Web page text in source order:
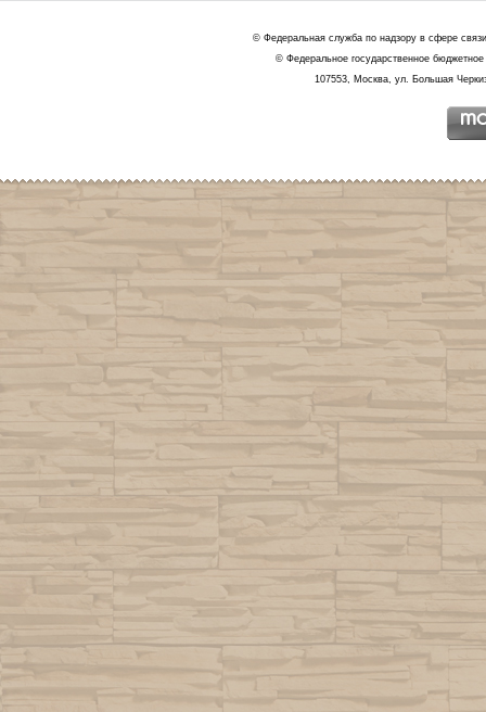
© Федеральная служба по надзору в сфере
© Федеральное государственное
107553, Москва, ул. Большая